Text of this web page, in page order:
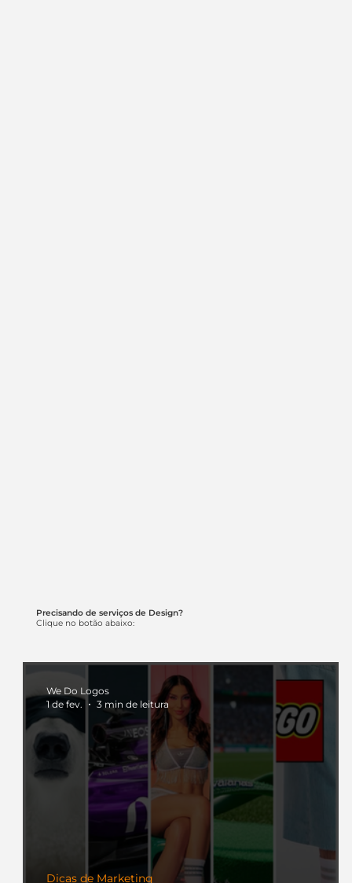
Precisando de serviços de Design?
Clique no botão abaixo:
Dicas de Marketing
We Do Logos
1 de fev.
3 min de leitura